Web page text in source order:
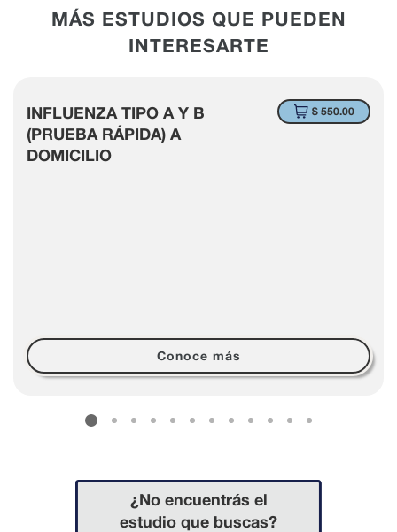
MÁS ESTUDIOS QUE PUEDEN
INTERESARTE
INFLUENZA TIPO A Y B
(PRUEBA RÁPIDA) A
DOMICILIO
$ 550.00
Conoce más
¿No encuentrás el
estudio que buscas?